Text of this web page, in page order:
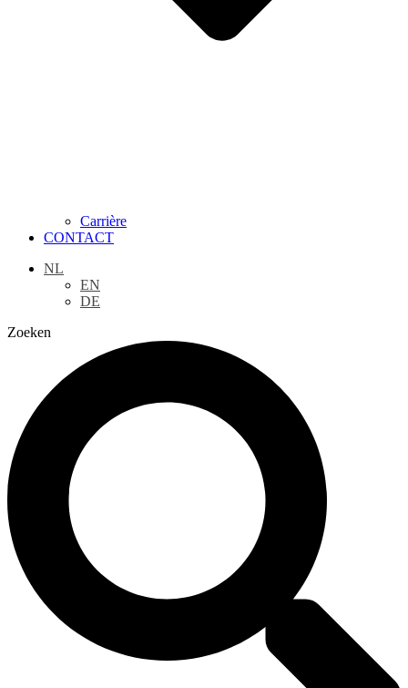
Carrière
CONTACT
NL
EN
DE
Zoeken